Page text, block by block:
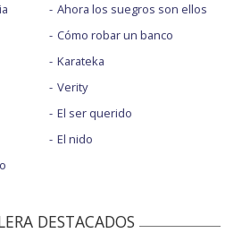
Ahora los suegros son ellos
Cómo robar un banco
Karateka
Verity
El ser querido
El nido
DESTACADOS